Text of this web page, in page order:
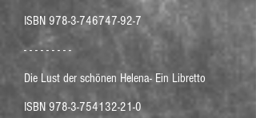
ISBN 978-3-746747-92-7
- - - - - - - - -
Die Lust der schönen Helena- Ein Libretto
ISBN 978-3-754132-21-0